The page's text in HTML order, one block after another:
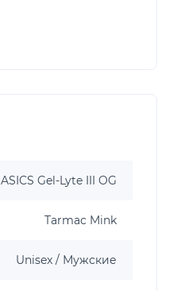
ASICS Gel-Lyte III OG
Tarmac Mink
Unisex / Мужские